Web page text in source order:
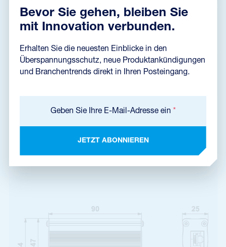
Datenblatt
Zertifikat EZÚ
Produktabmessungen
Bevor Sie gehen, bleiben Sie
mit Innovation verbunden.
Erhalten Sie die neuesten Einblicke in den
Überspannungsschutz, neue Produktankündigungen
und Branchentrends direkt in Ihren Posteingang.
Geben Sie Ihre E-Mail-Adresse ein *
JETZT ABONNIEREN